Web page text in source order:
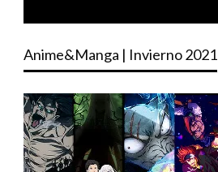
Anime&Manga | Invierno 2021